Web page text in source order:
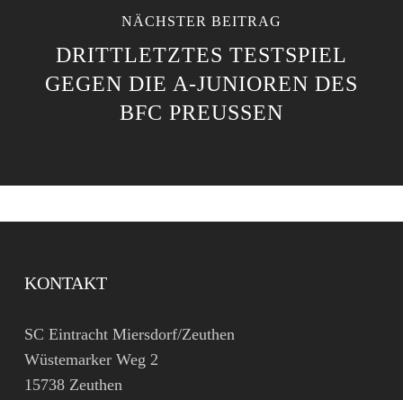
NÄCHSTER BEITRAG
DRITTLETZTES TESTSPIEL
GEGEN DIE A-JUNIOREN DES
BFC PREUSSEN
KONTAKT
SC Eintracht Miersdorf/Zeuthen
Wüstemarker Weg 2
15738 Zeuthen